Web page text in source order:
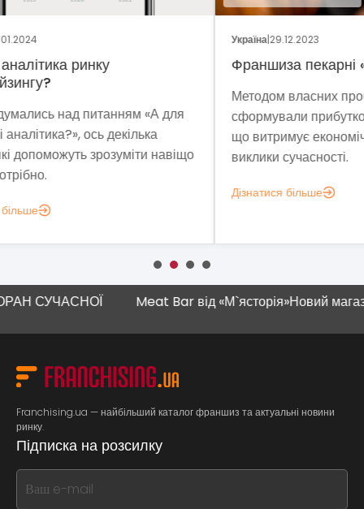
Франшиза пекарні «Сито»
Методом власних проб та пошуків ми
сформували прибуткову бізнес-модель,
що витримує економічну нестабільність і
виклики сучасності.
а
СУЧАСНОЇ Meat Bar від «М`ясторія»Новий магазин
Franchising.ua — найбільший каталог франшиз та актуальні новини
ринку.
Підписка на розсилку
If
you